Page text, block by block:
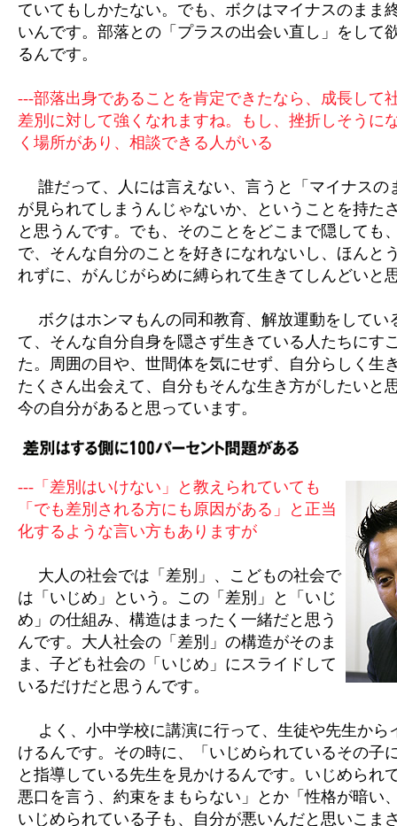
ていてもしかたない。でも、ボクはマイナスのまま
いんです。部落との「プラスの出会い直し」をして
るんです。
---部落出身であることを肯定できたなら、成長して
差別に対して強くなれますね。もし、挫折しそうに
く場所があり、相談できる人がいる
誰だって、人には言えない、言うと「マイナスの
が見られてしまうんじゃないか、ということを持た
と思うんです。でも、そのことをどこまで隠しても
で、そんな自分のことを好きになれないし、ほんと
れずに、がんじがらめに縛られて生きてしんどいと
ボクはホンマもんの同和教育、解放運動をしてい
て、そんな自分自身を隠さず生きている人たちにす
た。周囲の目や、世間体を気にせず、自分らしく生
たくさん出会えて、自分もそんな生き方がしたいと
今の自分があると思っています。
---「差別はいけない」と教えられていても
「でも差別される方にも原因がある」と正当
化するような言い方もありますが
大人の社会では「差別」、こどもの社会で
は「いじめ」という。この「差別」と「いじ
め」の仕組み、構造はまったく一緒だと思う
んです。大人社会の「差別」の構造がそのま
ま、子ども社会の「いじめ」にスライドして
いるだけだと思うんです。
よく、小中学校に講演に行って、生徒や先生から
けるんです。その時に、「いじめられているその子
と指導している先生を見かけるんです。いじめられ
悪口を言う、約束をまもらない」とか「性格が暗い
いじめられている子も、自分が悪いんだと思いこま